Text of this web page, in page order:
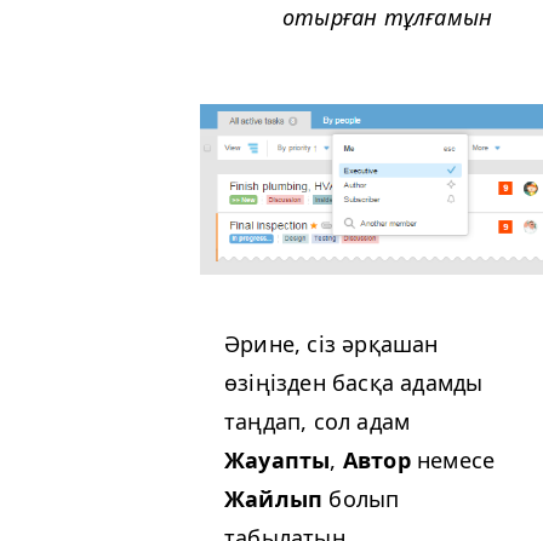
отырған тұлғамын
Әрине, сіз әрқашан
өзіңізден басқа адамды
таңдап, сол адам
Жауапты, Авторнемесе
Жайлып болып